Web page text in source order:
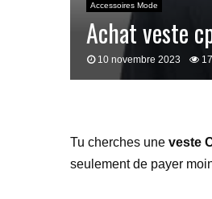
Accessoires Mode
Achat veste
10 novembre 2023
Tu cherches une veste
seulement de payer